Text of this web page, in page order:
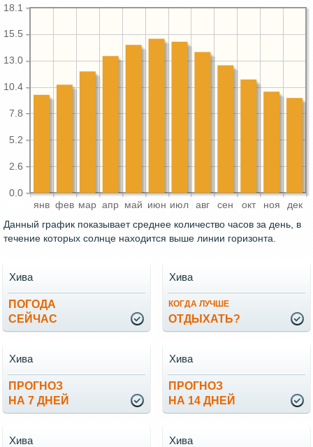
янв фев мар апр май июн июл авг сен окт ноя дек
0.0
2.6
5.2
7.8
10.4
13.0
15.5
18.1
Данный график показывает среднее количество часов за день, в
течение которых солнце находится выше линии горизонта.
ПОГОДА
СЕЙЧАС
Хива
КОГДА ЛУЧШЕ
ОТДЫХАТЬ?
Хива
ПРОГНОЗ
НА 7 ДНЕЙ
Хива
ПРОГНОЗ
НА 14 ДНЕЙ
Хива
Хива Хива